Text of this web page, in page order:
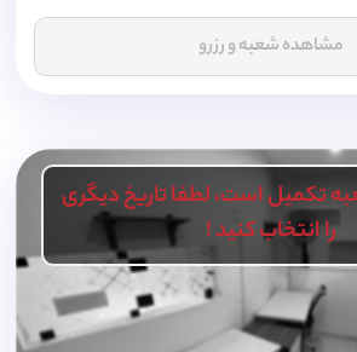
مشاهده شعبه و رزرو
تکمیل است، لطفا تاریخ دیگری
را انتخاب کنید !